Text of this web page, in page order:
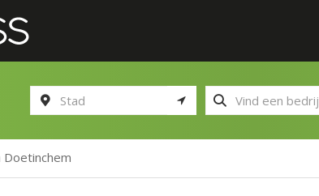
Doetinchem